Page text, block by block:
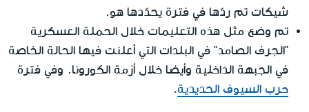
شيكات تم ردّها في فترة يحدّدها هو.
تم وضع مثل هذه التعليمات خلال الحملة العسكرية
"الجرف الصامد" في البلدات التي أعلنت فيها الحالة الخاصة
في الجبهة الداخلية وأيضا خلال أزمة الكورونا. وفي فترة
حرب السيوف الحديدية.